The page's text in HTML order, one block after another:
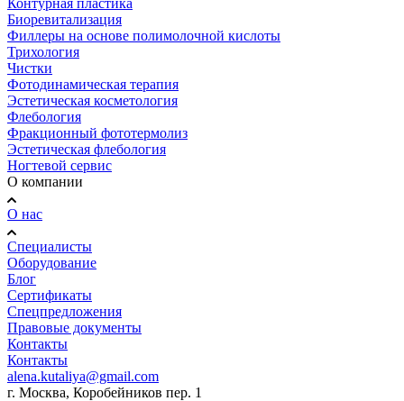
Биоревитализация
Филлеры на основе полимолочной кислоты
Трихология
Чистки
Фотодинамическая терапия
Эстетическая косметология
Флебология
Фракционный фототермолиз
Эстетическая флебология
Ногтевой сервис
О компании
О нас
Специалисты
Оборудование
Блог
Сертификаты
Спецпредложения
Правовые документы
Контакты
Контакты
alena.kutaliya@gmail.com
г. Москва, Коробейников пер. 1